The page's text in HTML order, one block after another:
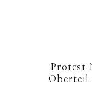
Protest
Oberteil